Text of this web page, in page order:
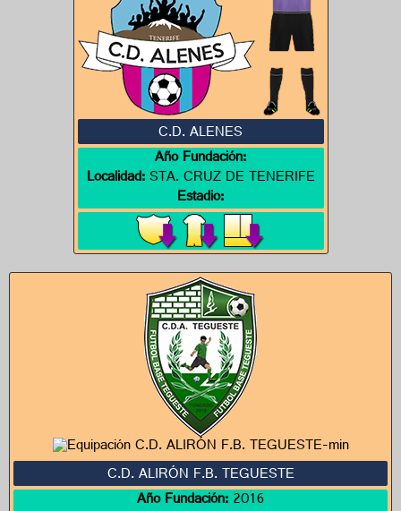
C.D. ALENES
Año Fundación:
Localidad:STA. CRUZ DE TENERIFE
Estadio:
C.D. ALIRÓN F.B. TEGUESTE
Año Fundación:2016